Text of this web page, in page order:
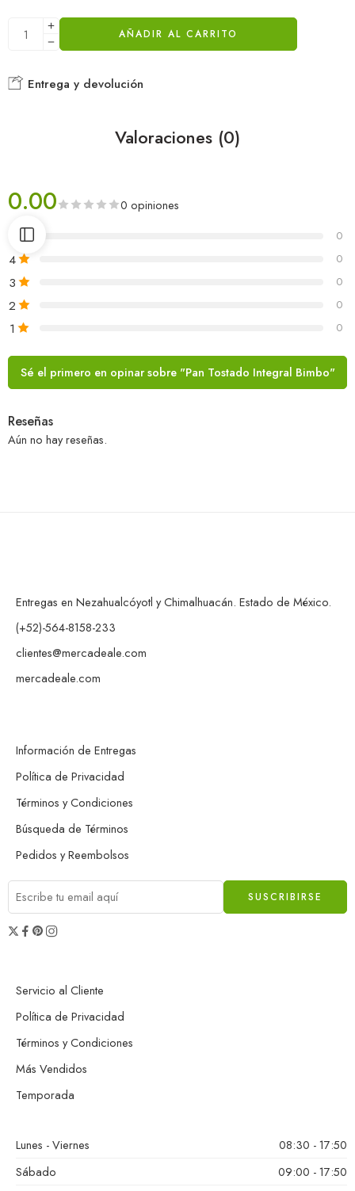
AÑADIR AL CARRITO
Entrega y devolución
Valoraciones (0)
0.00 0 opiniones
0
4 0
3 0
2 0
1 0
Sé el primero en opinar sobre "Pan Tostado Integral Bimbo"
Reseñas
Aún no hay reseñas.
Entregas en Nezahualcóyotl y Chimalhuacán. Estado de México.
(+52)-564-8158-233
clientes@mercadeale.com
mercadeale.com
Información de Entregas
Política de Privacidad
Términos y Condiciones
Búsqueda de Términos
Pedidos y Reembolsos
Servicio al Cliente
Política de Privacidad
Términos y Condiciones
Más Vendidos
Temporada
Lunes - Viernes
08:30 - 17:50
Sábado
09:00 - 17:50